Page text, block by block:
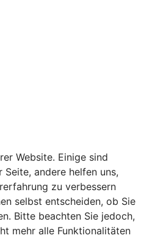
Website. Einige sind
andere helfen uns,
zu verbessern
selbst entscheiden, ob Sie
Bitte beachten Sie jedoch,
mehr alle Funktionalitäten